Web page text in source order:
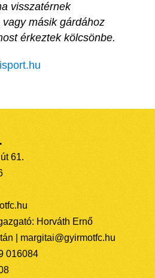
visszatérnek
másik gárdához
érkeztek kölcsönbe.
61.
Horváth Ernő
| margitai@gyirmotfc.hu
016084